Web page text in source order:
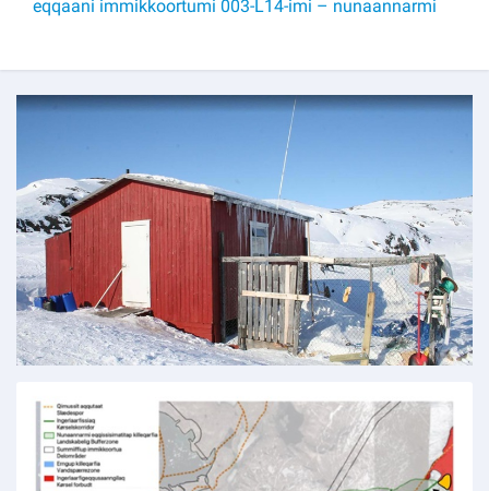
eqqaani immikkoortumi 003-L14-imi – nunaannarmi